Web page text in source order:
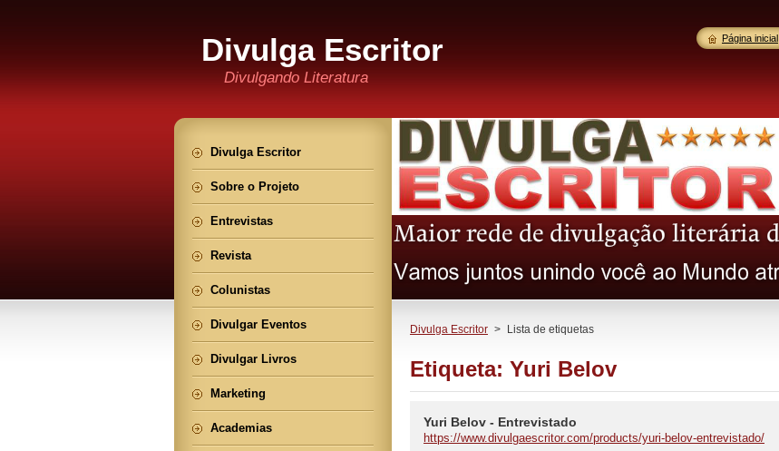
Divulga Escritor
Divulgando Literatura
Divulga Escritor > Lista de etiquetas
Etiqueta: Yuri Belov
Yuri Belov - Entrevistado
https://www.divulgaescritor.com/products/yuri-belov-entrevistado/
Divulga Escritor
Sobre o Projeto
Entrevistas
Revista
Colunistas
Divulgar Eventos
Divulgar Livros
Marketing
Academias
Página inicial